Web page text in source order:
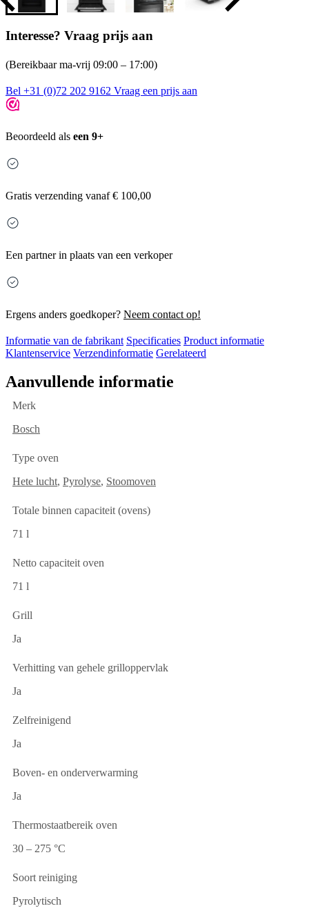
Interesse? Vraag prijs aan
(Bereikbaar ma-vrij 09:00 – 17:00)
Bel +31 (0)72 202 9162 Vraag een prijs aan
Beoordeeld als een 9+
Gratis verzending vanaf € 100,00
Een partner in plaats van een verkoper
Ergens anders goedkoper? Neem contact op!
Informatie van de fabrikant Specificaties Product informatie
Klantenservice Verzendinformatie Gerelateerd
Aanvullende informatie
Merk
Bosch
Type oven
Hete lucht, Pyrolyse, Stoomoven
Totale binnen capaciteit (ovens)
71 l
Netto capaciteit oven
71 l
Grill
Ja
Verhitting van gehele grilloppervlak
Ja
Zelfreinigend
Ja
Boven- en onderverwarming
Ja
Thermostaatbereik oven
30 – 275 °C
Soort reiniging
Pyrolytisch